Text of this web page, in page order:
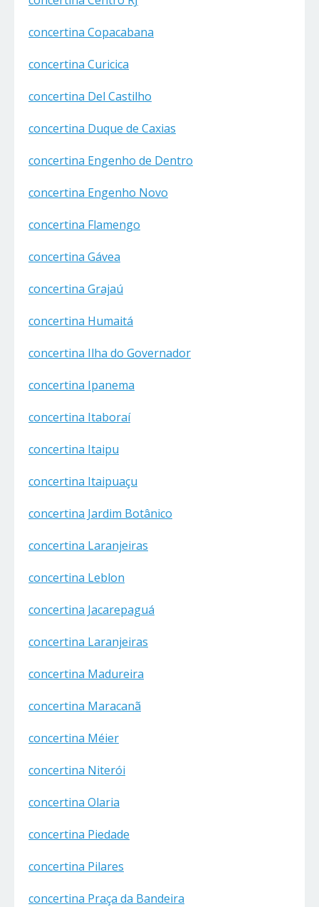
concertina Copacabana
concertina Curicica
concertina Del Castilho
concertina Duque de Caxias
concertina Engenho de Dentro
concertina Engenho Novo
concertina Flamengo
concertina Gávea
concertina Grajaú
concertina Humaitá
concertina Ilha do Governador
concertina Ipanema
concertina Itaboraí
concertina Itaipu
concertina Itaipuaçu
concertina Jardim Botânico
concertina Laranjeiras
concertina Leblon
concertina Jacarepaguá
concertina Laranjeiras
concertina Madureira
concertina Maracanã
concertina Méier
concertina Niterói
concertina Olaria
concertina Piedade
concertina Pilares
concertina Praça da Bandeira